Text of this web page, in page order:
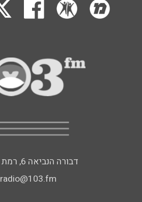
דבורה הנביאה 6, רמת השרון
radio@103.fm